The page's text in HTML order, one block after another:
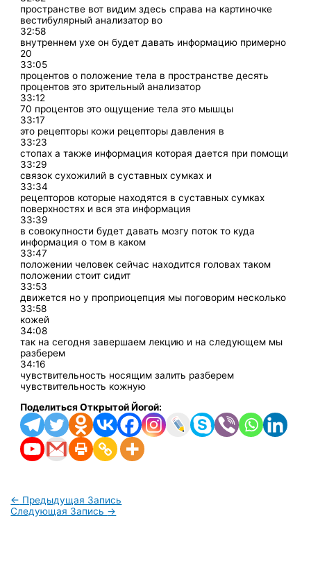
пространстве вот видим здесь справа на картиночке
вестибулярный анализатор во
32:58
внутреннем ухе он будет давать информацию примерно
20
33:05
процентов о положение тела в пространстве десять
процентов это зрительный анализатор
33:12
70 процентов это ощущение тела это мышцы
33:17
это рецепторы кожи рецепторы давления в
33:23
стопах а также информация которая дается при помощи
33:29
связок сухожилий в суставных сумках и
33:34
рецепторов которые находятся в суставных сумках
поверхностях и вся эта информация
33:39
в совокупности будет давать мозгу поток то куда
информация о том в каком
33:47
положении человек сейчас находится головах таком
положении стоит сидит
33:53
движется но у проприоцепция мы поговорим несколько
33:58
кожей
34:08
так на сегодня завершаем лекцию и на следующем мы
разберем
34:16
чувствительность носящим залить разберем
чувствительность кожную
Поделиться Открытой Йогой:
← Предыдущая Запись
Следующая Запись →